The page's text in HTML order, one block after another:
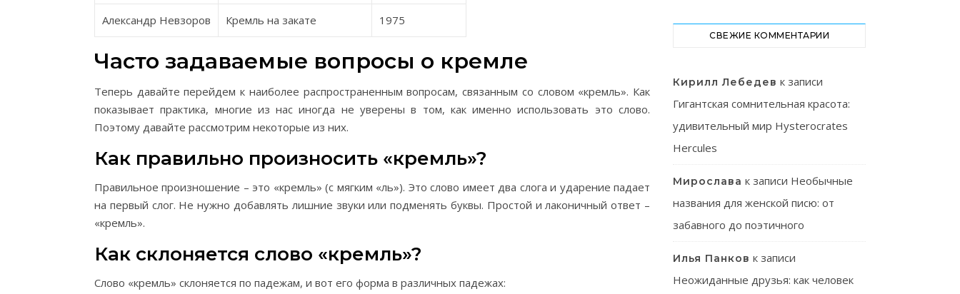
Александр Невзоров Кремль на закате 1975
Часто задаваемые вопросы о кремле
Теперь давайте перейдем к наиболее распространенным вопросам, связанным со словом «кремль». Как
показывает практика, многие из нас иногда не уверены в том, как именно использовать это слово.
Поэтому давайте рассмотрим некоторые из них.
Как правильно произносить «кремль»?
Правильное произношение – это «кремль» (с мягким «ль»). Это слово имеет два слога и ударение падает
на первый слог. Не нужно добавлять лишние звуки или подменять буквы. Простой и лаконичный ответ –
«кремль».
Как склоняется слово «кремль»?
Слово «кремль» склоняется по падежам, и вот его форма в различных падежах:
СВЕЖИЕ КОММЕНТАРИИ
Кирилл Лебедев к записи
Гигантская сомнительная красота:
удивительный мир Hysterocrates
Hercules
Мирослава к записи Необычные
названия для женской писю: от
забавного до поэтичного
Илья Панков к записи
Неожиданные друзья: как человек